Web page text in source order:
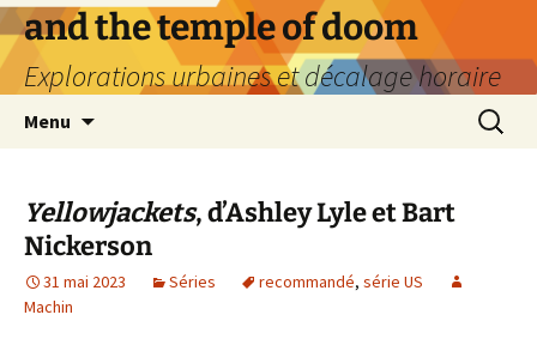
Aller
au
contenu
and the temple of doom
Explorations urbaines et décalage horaire
Menu
Yellowjackets, d’Ashley Lyle et Bart
Nickerson
31 mai 2023 Séries recommandé, série US
Machin